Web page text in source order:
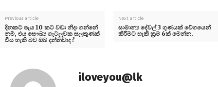
Previous article
දිනකට පැය 10 කට වඩා නිදා ගන්නේ
නම්, එය සෞඛ්‍ය ගැටලුවක සලකුණක්
විය හැකි බව ඔබ දන්නවාද ?
Next article
සාමාන්‍ය දේවල් 3 ගුණයක් වේගයෙන්
කිරීමට හැකි ක්‍රම 6ක් මෙන්න.
iloveyou@lk